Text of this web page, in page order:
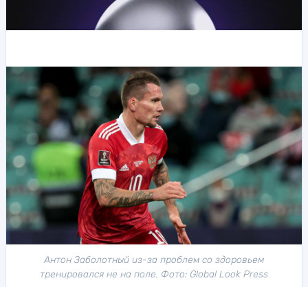
Антон Заболотный из-за проблем со здоровьем
тренировался не на поле. Фото: Global Look Press